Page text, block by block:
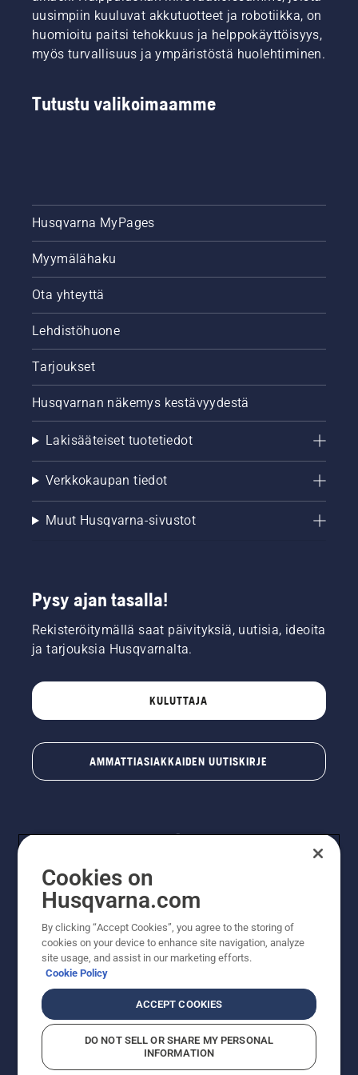
Olemme
koonneet
selkeän
uusimpiin kuuluvat akkutuotteet ja robotiikka, on
huomioitu paitsi tehokkuus ja helppokäyttöisyys,
myös turvallisuus ja ympäristöstä huolehtiminen.
Tutustu valikoimaamme
Husqvarna MyPages
Myymälähaku
Ota yhteyttä
Lehdistöhuone
Tarjoukset
Husqvarnan näkemys kestävyydestä
Lakisääteiset tuotetiedot
Verkkokaupan tiedot
Muut Husqvarna-sivustot
Pysy ajan tasalla!
Rekisteröitymällä saat päivityksiä, uutisia, ideoita
ja tarjouksia Husqvarnalta.
KULUTTAJA
AMMATTIASIAKKAIDEN UUTISKIRJE
© Husqvarna AB (publ). Kaikki oikeudet pidätetään.
Hinnat ovat suositushintoja. Varaamme oikeudet
hintamuutoksiin, kirjoitus- ja sisältövirheisiin. Sivusto
pyritään pitämään mahdollisimman ajantasaisena ja
suositushintoja (sis. alv), ellei tuotetta voi ostaa
suoraan verkkosivustoltamme.
EvästekäytäntöKäyttöehdotTietosuojailmoitusTiedot
Epäillyistä rikkomuksista ilmoittaminen
Cookies on
Husqvarna.com
By clicking “Accept Cookies”, you agree to the storing of
cookies on your device to enhance site navigation, analyze
site usage, and assist in our marketing efforts.
Cookie Policy
ACCEPT COOKIES
DO NOT SELL OR SHARE MY PERSONAL
INFORMATION